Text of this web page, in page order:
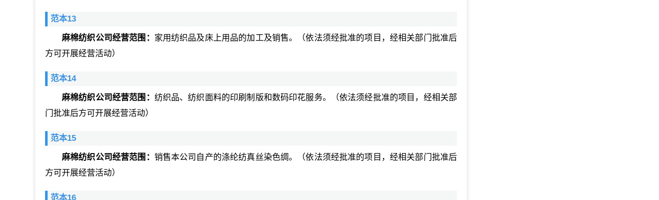
范本13
麻棉纺织公司经营范围： 家用纺织品及床上用品的加工及销售。（依法须经批准的项目，经相关部门批准后
方可开展经营活动）
范本14
麻棉纺织公司经营范围： 纺织品、纺织面料的印刷制版和数码印花服务。（依法须经批准的项目，经相关部
门批准后方可开展经营活动）
范本15
麻棉纺织公司经营范围： 销售本公司自产的涤纶纺真丝染色绸。（依法须经批准的项目，经相关部门批准后
方可开展经营活动）
范本16